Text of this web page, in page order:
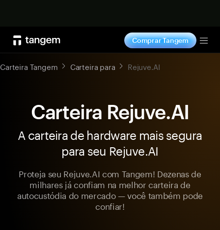
Comprar Tangem
Carteira Tangem Carteira para Rejuve.AI
Carteira Rejuve.AI
A carteira de hardware mais segura
para seu Rejuve.AI
Proteja seu Rejuve.AI com Tangem! Dezenas de
milhares já confiam na melhor carteira de
autocustódia do mercado — você também pode
confiar!